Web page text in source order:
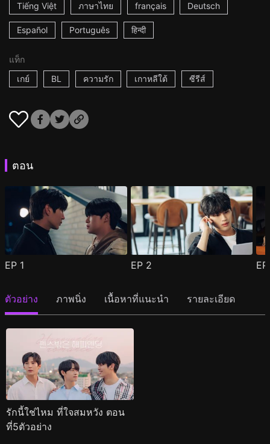
Tiếng Việt ภาษาไทย français Deutsch
Español Português हिन्दी
แท็ก
เกย์
BL ความรัก เกาหลีใต้ ซีรีส์
ตอน
EP 1 EP 2
ตัวอย่าง ภาพนิ่ง เนื้อหาที่แนะนำ รายละเอียด
รักนี้ใช่ไหม ที่ใจสมหวัง ตอน
ที่5ตัวอย่าง